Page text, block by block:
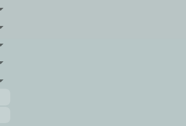
Toggle menu
Toggle menu
Toggle menu
Toggle menu
Toggle menu